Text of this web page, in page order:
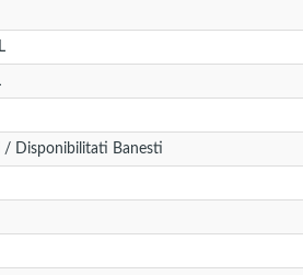
/ Disponibilitati Banesti